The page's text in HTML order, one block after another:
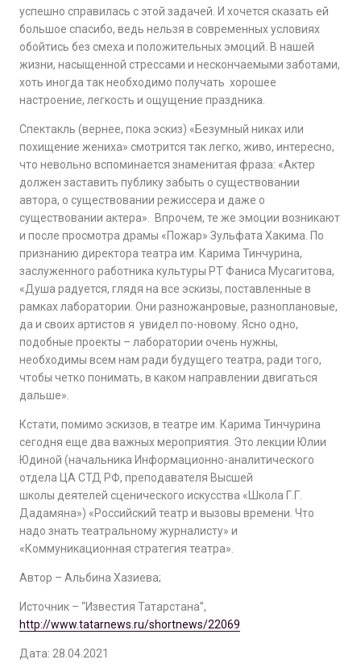
успешно справилась с этой задачей. И хочется сказать ей
большое спасибо, ведь нельзя в современных условиях
обойтись без смеха и положительных эмоций. В нашей
жизни, насыщенной стрессами и нескончаемыми заботами,
хоть иногда так необходимо получать хорошее
настроение, легкость и ощущение праздника.
Спектакль (вернее, пока эскиз) «Безумный никах или
похищение жениха» смотрится так легко, живо, интересно,
что невольно вспоминается знаменитая фраза: «Актер
должен заставить публику забыть о существовании
автора, о существовании режиссера и даже о
существовании актера». Впрочем, те же эмоции возникают
и после просмотра драмы «Пожар» Зульфата Хакима. По
признанию директора театра им. Карима Тинчурина,
заслуженного работника культуры РТ Фаниса Мусагитова,
«Душа радуется, глядя на все эскизы, поставленные в
рамках лаборатории. Они разножанровые, разноплановые,
да и своих артистов я увидел по-новому. Ясно одно,
подобные проекты – лаборатории очень нужны,
необходимы всем нам ради будущего театра, ради того,
чтобы четко понимать, в каком направлении двигаться
дальше».
Кстати, помимо эскизов, в театре им. Карима Тинчурина
сегодня еще два важных мероприятия. Это лекции Юлии
Юдиной (начальника Информационно-аналитического
отдела ЦА СТД РФ, преподавателя Высшей
школы деятелей сценического искусства «Школа Г.Г.
Дадамяна») «Российский театр и вызовы времени. Что
надо знать театральному журналисту» и
«Коммуникационная стратегия театра».
Автор – Альбина Хазиева;
Источник – “Известия Татарстана”,
http://www.tatarnews.ru/shortnews/22069
Дата: 28.04.2021